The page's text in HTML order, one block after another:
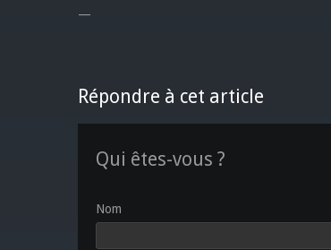
—
Répondre à cet article
Qui êtes-vous ?
Nom